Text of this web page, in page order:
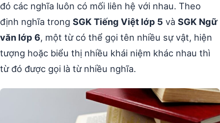
đó các nghĩa luôn có mối liên hệ với nhau. Theo
định nghĩa trong SGK Tiếng Việt lớp 5 và SGK Ngữ
văn lớp 6, một từ có thể gọi tên nhiều sự vật, hiện
tượng hoặc biểu thị nhiều khái niệm khác nhau thì
từ đó được gọi là từ nhiều nghĩa.